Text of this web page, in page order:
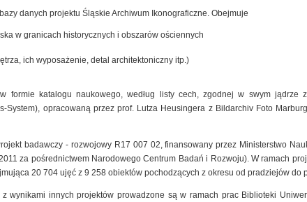
danych projektu Śląskie Archiwum Ikonograficzne. Obejmuje
w granicach historycznych i obszarów ościennych
ich wyposażenie, detal architektoniczny itp.)
formie katalogu naukowego, według listy cech, zgodnej w swym jądrze
System), opracowaną przez prof. Lutza Heusingera z Bildarchiv Foto
badawczy - rozwojowy R17 007 02, finansowany przez Ministerstwo
za pośrednictwem Narodowego Centrum Badań i Rozwoju). W ramach
20 704 ujęć z 9 258 obiektów pochodzących z okresu od pradziejów do
wynikami innych projektów prowadzone są w ramach prac Biblioteki